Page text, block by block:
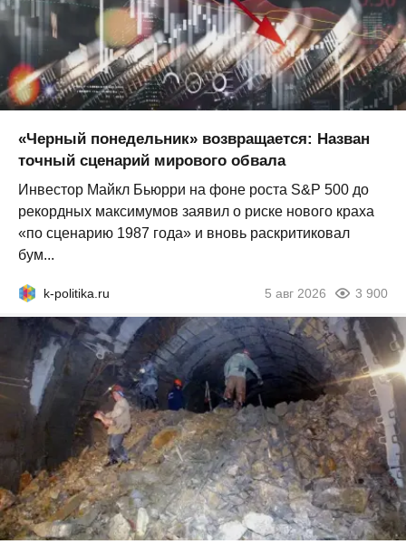
«Черный понедельник» возвращается: Назван
точный сценарий мирового обвала
Инвестор Майкл Бьюрри на фоне роста S&P 500 до
рекордных максимумов заявил о риске нового краха
«по сценарию 1987 года» и вновь раскритиковал
бум...
k-politika.ru 5 авг 2026 3 900